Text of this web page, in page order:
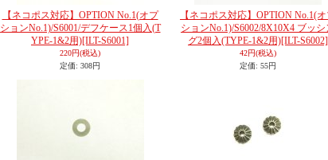
【ネコポス対応】OPTION No.1(オプ
ションNo.1)/S6001/デフケース1個入(T
YPE-1&2用)[ILT-S6001]
220円(税込)
定価: 308円
【ネコポス対応】OPTION No.1(
ションNo.1)/S6002/8X10X4 ブッシ
グ2個入(TYPE-1&2用)[ILT-S6002]
42円(税込)
定価: 55円